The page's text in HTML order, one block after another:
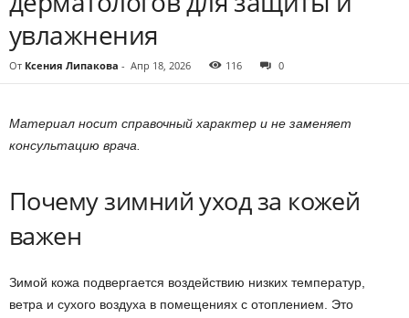
увлажнения
От Ксения Липакова - Апр 18, 2026 116 0
Материал носит справочный характер и не заменяет
консультацию врача.
Почему зимний уход за кожей
важен
Зимой кожа подвергается воздействию низких температур,
ветра и сухого воздуха в помещениях с отоплением. Это